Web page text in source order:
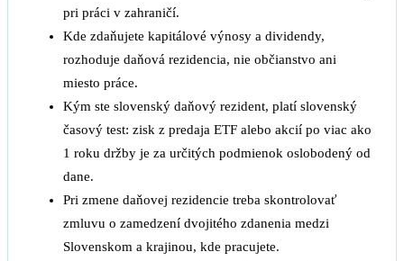
pri práci v zahraničí.
Kde zdaňujete kapitálové výnosy a dividendy,
rozhoduje daňová rezidencia, nie občianstvo ani
miesto práce.
Kým ste slovenský daňový rezident, platí slovenský
časový test: zisk z predaja ETF alebo akcií po viac ako
1 roku držby je za určitých podmienok oslobodený od
dane.
Pri zmene daňovej rezidencie treba skontrolovať
zmluvu o zamedzení dvojitého zdanenia medzi
Slovenskom a krajinou, kde pracujete.